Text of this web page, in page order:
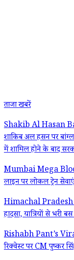
ताजा खबरें
Shakib Al Hasan
शाकिब अल हसन पर
में शामिल होने के बाद
Mumbai Mega Block
लाइन पर लोकल ट्रेन
Himachal Pradesh
हादसा, यात्रियों से भरी
Rishabh Pant’s
रिक्वेस्ट पर CM पुष्कर